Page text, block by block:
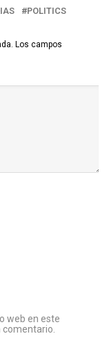
POLITICS
Los campos
web en este